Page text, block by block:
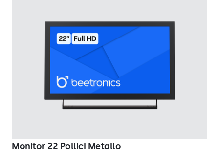
Monitor 22 Pollici Metallo